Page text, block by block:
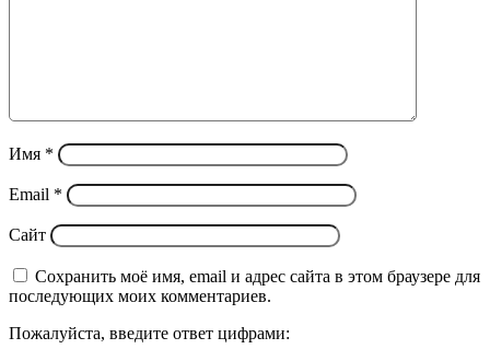
Имя *
Email *
Сайт
Сохранить моё имя, email и адрес сайта в этом браузере для
последующих моих комментариев.
Пожалуйста, введите ответ цифрами: